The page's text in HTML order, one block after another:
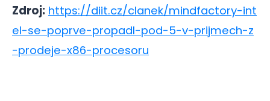
Zdroj: https://diit.cz/clanek/mindfactory-int
el-se-poprve-propadl-pod-5-v-prijmech-z
-prodeje-x86-procesoru